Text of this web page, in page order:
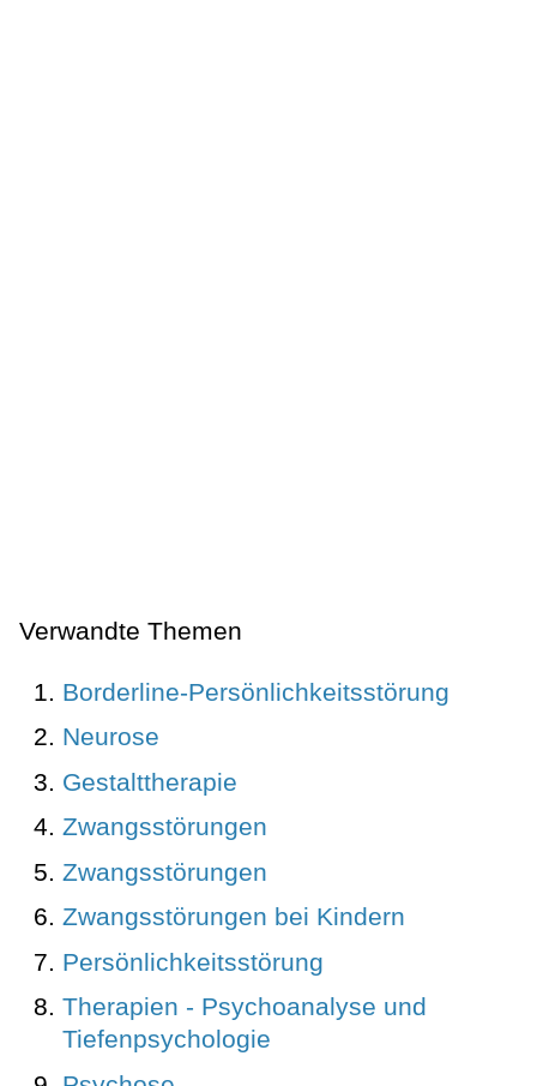
Verwandte Themen
Borderline-Persönlichkeitsstörung
Neurose
Gestalttherapie
Zwangsstörungen
Zwangsstörungen
Zwangsstörungen bei Kindern
Persönlichkeitsstörung
Therapien - Psychoanalyse und
Tiefenpsychologie